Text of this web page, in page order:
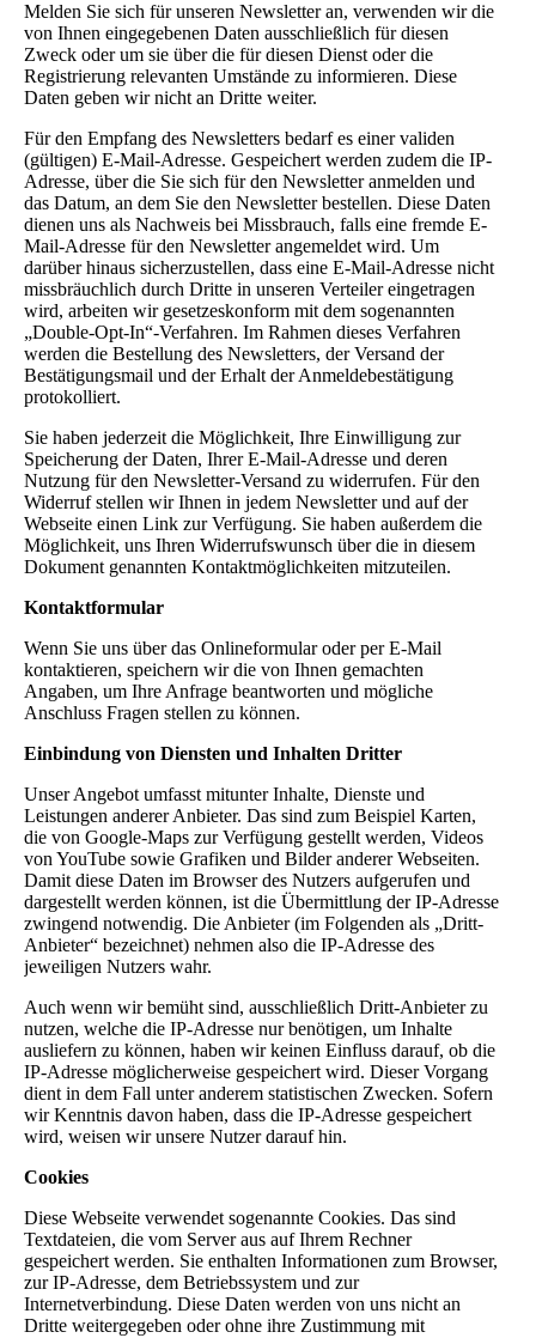
Melden Sie sich für unseren Newsletter an, verwenden wir die
von Ihnen eingegebenen Daten ausschließlich für diesen
Zweck oder um sie über die für diesen Dienst oder die
Registrierung relevanten Umstände zu informieren. Diese
Daten geben wir nicht an Dritte weiter.
Für den Empfang des Newsletters bedarf es einer validen
(gültigen) E-Mail-Adresse. Gespeichert werden zudem die IP-
Adresse, über die Sie sich für den Newsletter anmelden und
das Datum, an dem Sie den Newsletter bestellen. Diese Daten
dienen uns als Nachweis bei Missbrauch, falls eine fremde E-
Mail-Adresse für den Newsletter angemeldet wird. Um
darüber hinaus sicherzustellen, dass eine E-Mail-Adresse nicht
missbräuchlich durch Dritte in unseren Verteiler eingetragen
wird, arbeiten wir gesetzeskonform mit dem sogenannten
„Double-Opt-In“-Verfahren. Im Rahmen dieses Verfahren
werden die Bestellung des Newsletters, der Versand der
Bestätigungsmail und der Erhalt der Anmeldebestätigung
protokolliert.
Sie haben jederzeit die Möglichkeit, Ihre Einwilligung zur
Speicherung der Daten, Ihrer E-Mail-Adresse und deren
Nutzung für den Newsletter-Versand zu widerrufen. Für den
Widerruf stellen wir Ihnen in jedem Newsletter und auf der
Webseite einen Link zur Verfügung. Sie haben außerdem die
Möglichkeit, uns Ihren Widerrufswunsch über die in diesem
Dokument genannten Kontaktmöglichkeiten mitzuteilen.
Kontaktformular
Wenn Sie uns über das Onlineformular oder per E-Mail
kontaktieren, speichern wir die von Ihnen gemachten
Angaben, um Ihre Anfrage beantworten und mögliche
Anschluss Fragen stellen zu können.
Einbindung von Diensten und Inhalten Dritter
Unser Angebot umfasst mitunter Inhalte, Dienste und
Leistungen anderer Anbieter. Das sind zum Beispiel Karten,
die von Google-Maps zur Verfügung gestellt werden, Videos
von YouTube sowie Grafiken und Bilder anderer Webseiten.
Damit diese Daten im Browser des Nutzers aufgerufen und
dargestellt werden können, ist die Übermittlung der IP-Adresse
zwingend notwendig. Die Anbieter (im Folgenden als „Dritt-
Anbieter“ bezeichnet) nehmen also die IP-Adresse des
jeweiligen Nutzers wahr.
Auch wenn wir bemüht sind, ausschließlich Dritt-Anbieter zu
nutzen, welche die IP-Adresse nur benötigen, um Inhalte
ausliefern zu können, haben wir keinen Einfluss darauf, ob die
IP-Adresse möglicherweise gespeichert wird. Dieser Vorgang
dient in dem Fall unter anderem statistischen Zwecken. Sofern
wir Kenntnis davon haben, dass die IP-Adresse gespeichert
wird, weisen wir unsere Nutzer darauf hin.
Cookies
Diese Webseite verwendet sogenannte Cookies. Das sind
Textdateien, die vom Server aus auf Ihrem Rechner
gespeichert werden. Sie enthalten Informationen zum Browser,
zur IP-Adresse, dem Betriebssystem und zur
Internetverbindung. Diese Daten werden von uns nicht an
Dritte weitergegeben oder ohne ihre Zustimmung mit